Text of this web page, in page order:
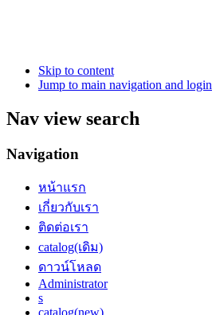
Skip to content
Jump to main navigation and login
Nav view search
Navigation
หน้าแรก
เกี่ยวกับเรา
ติดต่อเรา
catalog(เดิม)
ดาวน์โหลด
Administrator
s